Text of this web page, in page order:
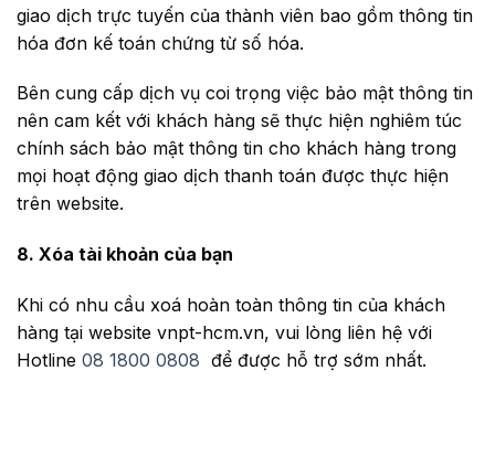
giao dịch trực tuyến của thành viên bao gồm thông tin
hóa đơn kế toán chứng từ số hóa.
Bên cung cấp dịch vụ coi trọng việc bảo mật thông tin
nên cam kết với khách hàng sẽ thực hiện nghiêm túc
chính sách bảo mật thông tin cho khách hàng trong
mọi hoạt động giao dịch thanh toán được thực hiện
trên website.
8. Xóa tài khoản của bạn
Khi có nhu cầu xoá hoàn toàn thông tin của khách
hàng tại website vnpt-hcm.vn, vui lòng liên hệ với
Hotline 08 1800 0808 để được hỗ trợ sớm nhất.